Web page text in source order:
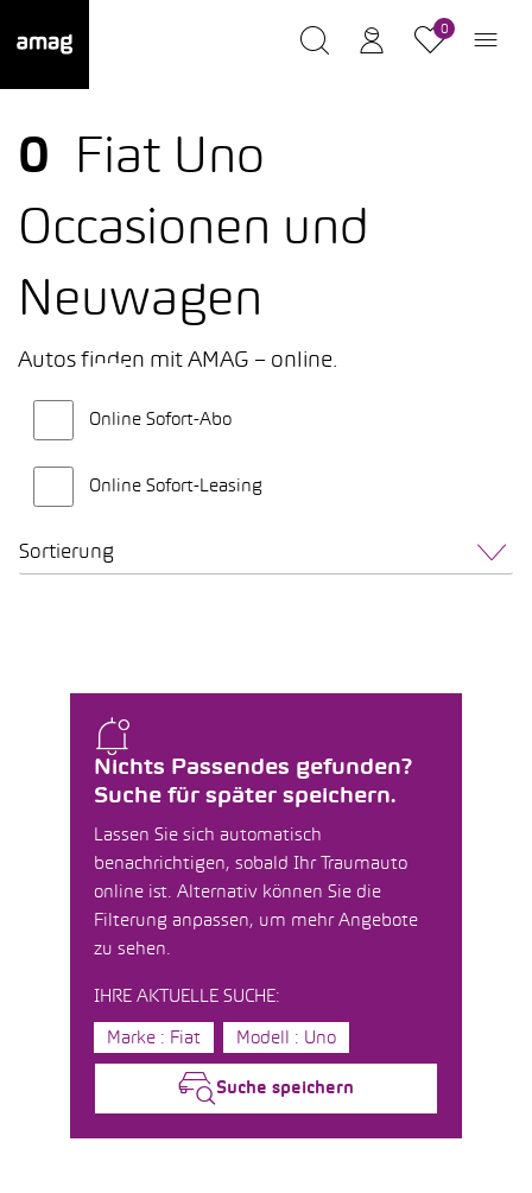
0
0
Fiat Uno
Occasionen und
Neuwagen
Autos finden mit AMAG – online.
Online Sofort-Abo
Online Sofort-Leasing
Sortierung
Nichts Passendes gefunden?
Suche für später speichern.
Lassen Sie sich automatisch
benachrichtigen, sobald Ihr Traumauto
online ist. Alternativ können Sie die
Filterung anpassen, um mehr Angebote
zu sehen.
IHRE AKTUELLE SUCHE:
Marke : Fiat Modell : Uno
Suche speichern